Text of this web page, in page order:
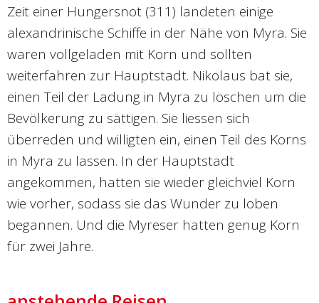
Zeit einer Hungersnot (311) landeten einige
alexandrinische Schiffe in der Nähe von Myra. Sie
waren vollgeladen mit Korn und sollten
weiterfahren zur Hauptstadt. Nikolaus bat sie,
einen Teil der Ladung in Myra zu löschen um die
Bevölkerung zu sättigen. Sie liessen sich
überreden und willigten ein, einen Teil des Korns
in Myra zu lassen. In der Hauptstadt
angekommen, hatten sie wieder gleichviel Korn
wie vorher, sodass sie das Wunder zu loben
begannen. Und die Myreser hatten genug Korn
für zwei Jahre.